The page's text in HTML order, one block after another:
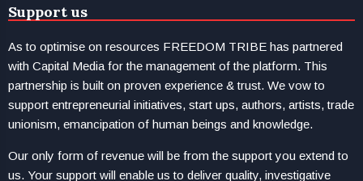
Support us
As to optimise on resources FREEDOM TRIBE has partnered
with Capital Media for the management of the platform. This
partnership is built on proven experience & trust. We vow to
support entrepreneurial initiatives, start ups, authors, artists, trade
unionism, emancipation of human beings and knowledge.
Our only form of revenue will be from the support you extend to
us. Your support will enable us to deliver quality, investigative